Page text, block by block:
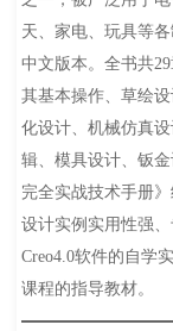
天、家电、玩具等
中文版本。全书共
其基本操作、草绘
化设计、机械仿真
辑、模具设计、钣
完全实战技术手册
设计实例实用性强
Creo4.0软件的自学
课程的指导教材。